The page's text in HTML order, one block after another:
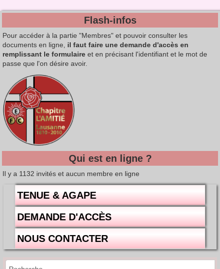
Flash-infos
Pour accéder à la partie "Membres" et pouvoir consulter les
documents en ligne,
il faut faire une demande d'accès en
remplissant le formulaire et en précisant l'identifiant et le mot de
passe que l'on désire avoir.
Qui est en ligne ?
Il y a 1132 invités et aucun membre en ligne
TENUE & AGAPE
DEMANDE D'ACCÈS
NOUS CONTACTER